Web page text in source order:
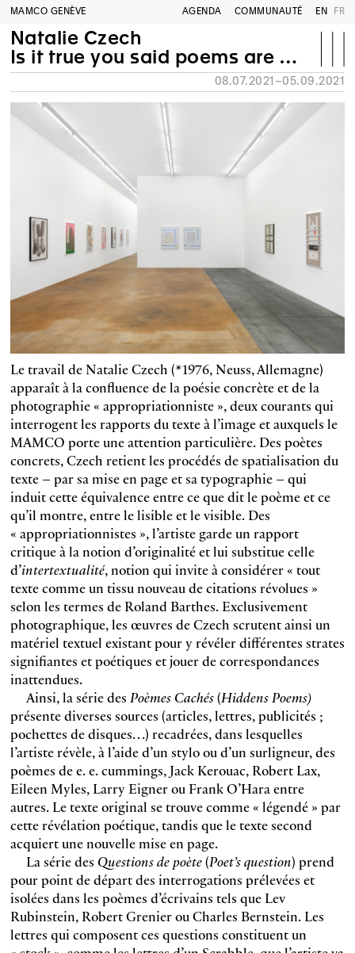
MAMCO GENÈVE AGENDA COMMUNAUTÉ EN FR
Natalie Czech
Is it true you said poems are made of words?
08.07.2021–05.09.2021
Le travail de Natalie Czech (*1976, Neuss, Allemagne)
apparaît à la confluence de la poésie concrète et de la
photographie « appropriationniste », deux courants qui
interrogent les rapports du texte à l’image et auxquels le
MAMCO porte une attention particulière. Des poètes
concrets, Czech retient les procédés de spatialisation du
texte – par sa mise en page et sa typographie – qui
induit cette équivalence entre ce que dit le poème et ce
qu’il montre, entre le lisible et le visible. Des
« appropriationnistes », l’artiste garde un rapport
critique à la notion d’originalité et lui substitue celle
d’intertextualité, notion qui invite à considérer « tout
texte comme un tissu nouveau de citations révolues »
selon les termes de Roland Barthes. Exclusivement
photographique, les œuvres de Czech scrutent ainsi un
matériel textuel existant pour y révéler différentes strates
signifiantes et poétiques et jouer de correspondances
inattendues.
Ainsi, la série desPoèmes Cachés(Hiddens Poems)
présente diverses sources (articles, lettres, publicités ;
pochettes de disques…) recadrées, dans lesquelles
l’artiste révèle, à l’aide d’un stylo ou d’un surligneur, des
poèmes de e. e. cummings, Jack Kerouac, Robert Lax,
Eileen Myles, Larry Eigner ou Frank O’Hara entre
autres. Le texte original se trouve comme « légendé » par
cette révélation poétique, tandis que le texte second
acquiert une nouvelle mise en page.
La série des Questions de poète(Poet’s question) prend
pour point de départ des interrogations prélevées et
isolées dans les poèmes d’écrivains tels que Lev
Rubinstein, Robert Grenier ou Charles Bernstein. Les
lettres qui composent ces questions constituent un